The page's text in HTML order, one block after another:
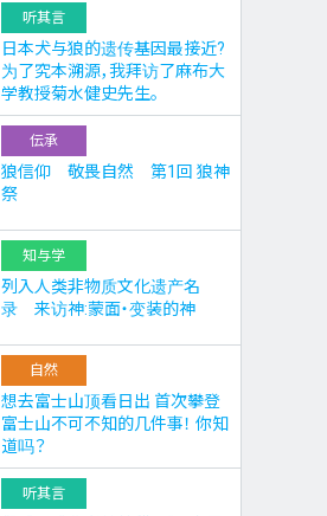
听其言
日本犬与狼的遗传基因最接近?
为了究本溯源，我拜访了麻布大
学教授菊水健史先生。
伝承
狼信仰 敬畏自然 第1回 狼神
祭
知与学
列入人类非物质文化遗产名
录 来访神:蒙面・变装的神
自然
想去富士山顶看日出 首次攀登
富士山不可不知的几件事！ 你知
道吗？
听其言